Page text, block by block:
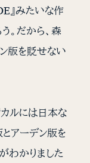
』みたいな作
。だから、森
版を貶せない
カルには日本な
アーデン版を
わかりました